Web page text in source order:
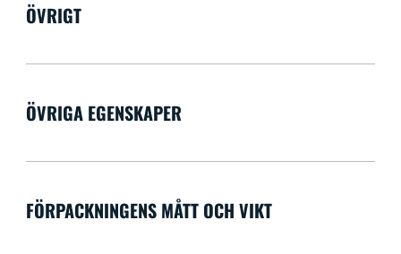
ÖVRIGT
ÖVRIGA EGENSKAPER
FÖRPACKNINGENS MÅTT OCH VIKT